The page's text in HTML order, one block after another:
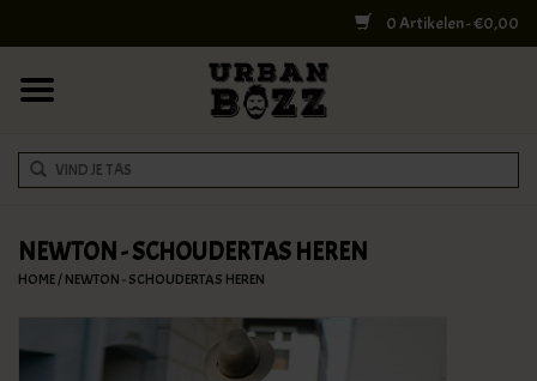
0 Artikelen - €0,00
COLLEGE BAGS
RUGZAKKEN
NEWTON - SCHOUDERTAS HEREN
HOME/NEWTON - SCHOUDERTAS HEREN